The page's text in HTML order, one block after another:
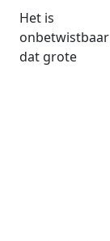
Het is
onbetwistbaar
dat grote